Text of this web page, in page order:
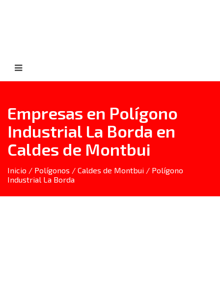
Empresas en Polígono
Industrial La Borda en
Caldes de Montbui
Inicio / Polígonos / Caldes de Montbui / Polígono
Industrial La Borda